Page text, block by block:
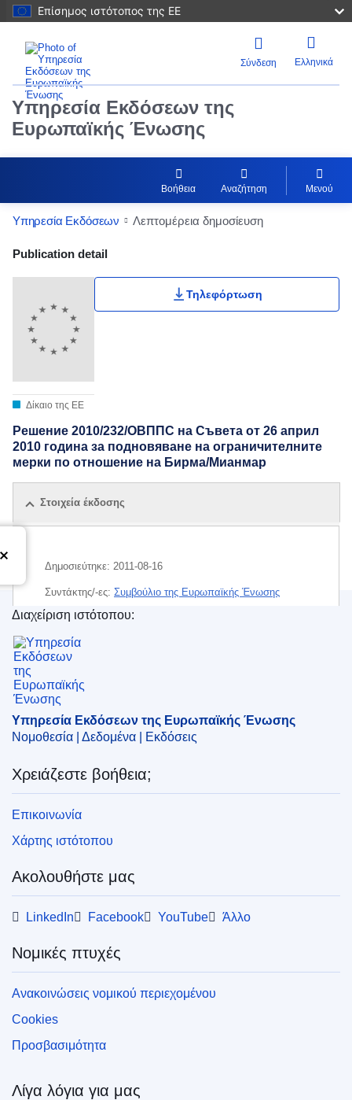
Επίσημος ιστότοπος της ΕΕ
Σύνδεση Ελληνικά
Υπηρεσία Εκδόσεων της
Ευρωπαϊκής Ένωσης
Βοήθεια Αναζήτηση Μενού
Υπηρεσία Εκδόσεων Λεπτομέρεια δημοσίευση
Publication Detail Actions Portlet
Publication detail
Δίκαιο της ΕΕ
Τηλεφόρτωση
Решение 2010/232/ОВППС на Съвета от 26 април
2010 година за подновяване на ограничителните
мерки по отношение на Бирма/Мианмар
Στοιχεία έκδοσης
Δημοσιεύτηκε: 2011-08-16
Συντάκτης/-ες: Συμβούλιο της Ευρωπαϊκής Ένωσης
CELEX : 02010D0232-20110816
ELI :dec/2010/232/2011-08-16
Υπηρεσία Εκδόσεων της Ευρωπαϊκής Ένωσης
Διαχείριση ιστότοπου:
Υπηρεσία Εκδόσεων της Ευρωπαϊκής Ένωσης
Νομοθεσία | Δεδομένα | Εκδόσεις
Χρειάζεστε βοήθεια;
Επικοινωνία
Χάρτης ιστότοπου
Ακολουθήστε μας
LinkedIn Facebook YouTube Άλλο
Νομικές πτυχές
Ανακοινώσεις νομικού περιεχομένου
Cookies
Προσβασιμότητα
Λίγα λόγια για μας